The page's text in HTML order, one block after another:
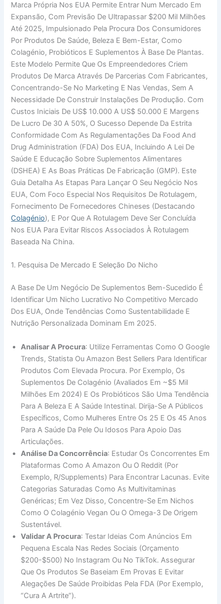
Marca Própria Nos EUA Permite Entrar Num Mercado Em
Expansão, Com Previsão De Ultrapassar $200 Mil Milhões
Até 2025, Impulsionado Pela Procura Dos Consumidores
Por Produtos De Saúde, Beleza E Bem-Estar, Como
Colagénio, Probióticos E Suplementos À Base De Plantas.
Este Modelo Permite Que Os Empreendedores Criem
Produtos De Marca Através De Parcerias Com Fabricantes,
Concentrando-Se No Marketing E Nas Vendas, Sem A
Necessidade De Construir Instalações De Produção. Com
Custos Iniciais De US$ 10.000 A US$ 50.000 E Margens
De Lucro De 30 A 50%, O Sucesso Depende Da Estrita
Conformidade Com As Regulamentações Da Food And
Drug Administration (FDA) Dos EUA, Incluindo A Lei De
Saúde E Educação Sobre Suplementos Alimentares
(DSHEA) E As Boas Práticas De Fabricação (GMP). Este
Guia Detalha As Etapas Para Lançar O Seu Negócio Nos
EUA, Com Foco Especial Nos Requisitos De Rotulagem,
Fornecimento De Fornecedores Chineses (destacando
Colagénio), E Por Que A Rotulagem Deve Ser Concluída
Nos EUA Para Evitar Riscos Associados À Rotulagem
Baseada Na China.
1. Pesquisa De Mercado E Seleção Do Nicho
A Base De Um Negócio De Suplementos Bem-Sucedido É
Identificar Um Nicho Lucrativo No Competitivo Mercado
Dos EUA, Onde Tendências Como Sustentabilidade E
Nutrição Personalizada Dominam Em 2025.
Analisar A Procura: Utilize Ferramentas Como O Google
Trends, Statista Ou Amazon Best Sellers Para Identificar
Produtos Com Elevada Procura. Por Exemplo, Os
Suplementos De Colagénio (avaliados Em ~$5 Mil
Milhões Em 2024) E Os Probióticos São Uma Tendência
Para A Beleza E A Saúde Intestinal. Dirija-Se A Públicos
Específicos, Como Mulheres Entre Os 25 E Os 45 Anos
Para A Saúde Da Pele Ou Idosos Para Apoio Das
Articulações.
Análise Da Concorrência: Estudar Os Concorrentes Em
Plataformas Como A Amazon Ou O Reddit (por
Exemplo, R/Supplements) Para Encontrar Lacunas. Evite
Categorias Saturadas Como As Multivitaminas
Genéricas; Em Vez Disso, Concentre-Se Em Nichos
Como O Colagénio Vegan Ou O Omega-3 De Origem
Sustentável.
Validar A Procura: Testar Ideias Com Anúncios Em
Pequena Escala Nas Redes Sociais (orçamento
$200-$500) No Instagram Ou No TikTok. Assegurar
Que Os Produtos Se Baseiam Em Provas E Evitar
Alegações De Saúde Proibidas Pela FDA (por Exemplo,
“cura A Artrite”).